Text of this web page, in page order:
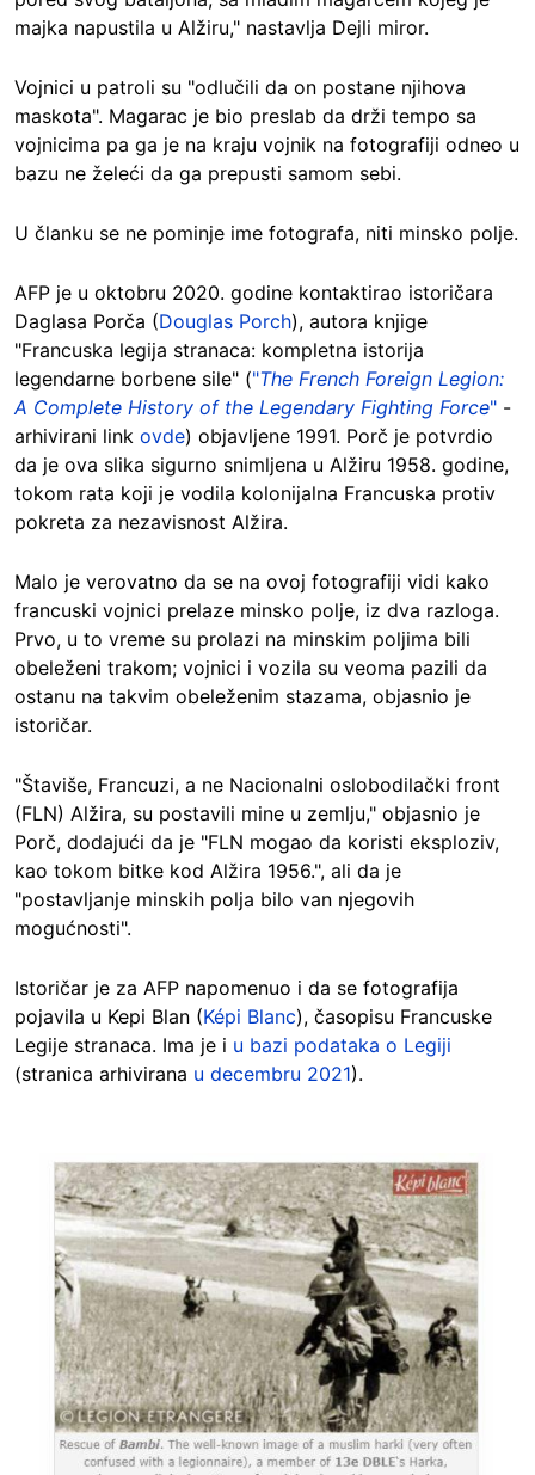
majka napustila u Alžiru," nastavlja Dejli miror.
Vojnici u patroli su "odlučili da on postane njihova
maskota". Magarac je bio preslab da drži tempo sa
vojnicima pa ga je na kraju vojnik na fotografiji odneo u
bazu ne želeći da ga prepusti samom sebi.
U članku se ne pominje ime fotografa, niti minsko polje.
AFP je u oktobru 2020. godine kontaktirao istoričara
Daglasa Porča (Douglas Porch), autora knjige
"Francuska legija stranaca: kompletna istorija
legendarne borbene sile" ("The French Foreign Legion:
A Complete History of the Legendary Fighting Force" -
arhivirani link ovde) objavljene 1991. Porč je potvrdio
da je ova slika sigurno snimljena u Alžiru 1958. godine,
tokom rata koji je vodila kolonijalna Francuska protiv
pokreta za nezavisnost Alžira.
Malo je verovatno da se na ovoj fotografiji vidi kako
francuski vojnici prelaze minsko polje, iz dva razloga.
Prvo, u to vreme su prolazi na minskim poljima bili
obeleženi trakom; vojnici i vozila su veoma pazili da
ostanu na takvim obeleženim stazama, objasnio je
istoričar.
"Štaviše, Francuzi, a ne Nacionalni oslobodilački front
(FLN) Alžira, su postavili mine u zemlju," objasnio je
Porč, dodajući da je "FLN mogao da koristi eksploziv,
kao tokom bitke kod Alžira 1956.", ali da je
"postavljanje minskih polja bilo van njegovih
mogućnosti".
Istoričar je za AFP napomenuo i da se fotografija
pojavila u Kepi Blan (Képi Blanc), časopisu Francuske
Legije stranaca. Ima je i u bazi podataka o Legiji
(stranica arhivirana u decembru 2021).
Image